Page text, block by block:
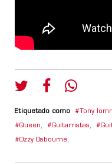
Etiquetado como Tony
Queen, Guitarristas,
Ozzy Osbourne,